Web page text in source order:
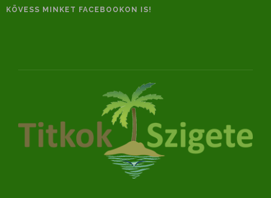
KÖVESS MINKET FACEBOOKON IS!